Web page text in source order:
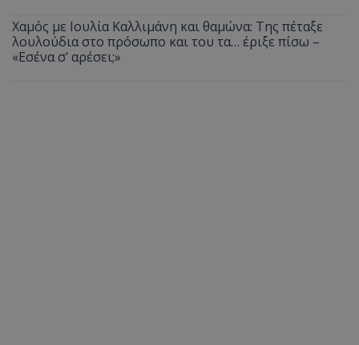
Χαμός με Ιουλία Καλλιμάνη και θαμώνα: Της πέταξε
λουλούδια στο πρόσωπο και του τα… έριξε πίσω –
«Εσένα σ’ αρέσει;»